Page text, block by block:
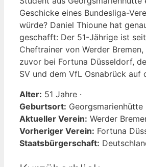
Geschicke eines Bundesliga-
würde? Daniel Thioune hat
geschafft: Der 51-Jährige ist
Cheftrainer von Werder
zuvor bei Fortuna Düsseldorf,
SV und dem VfL Osnabrück auf
Alter: 51 Jahre ·
Geburtsort: Georgsmarienhütte
Aktueller Verein: Werder
Vorheriger Verein: Fortuna
Staatsbürgerschaft: